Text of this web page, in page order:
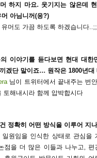
하지 마요. 웃기지는 않은데
아님니꺼(응?)
머도 가끔 하도록 하겠습니다..;;
이야기를 듣다보면 현대 대한
겠단 말이죠… 원작은 1800년
님이 트위터에서 끝내주는 번
토해내시라 함께 압박합시다
정확히 어떤 방식을 이루어 지
일원임을 인식한 상태로 관심을
점을 더 많은 이들과 나누고, 편